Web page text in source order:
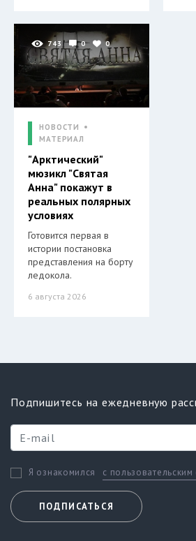
743 0 0
НОВОСТИ
МАТЕРИАЛ
"Арктический"
мюзикл "Святая
Анна" покажут в
реальных полярных
условиях
Готовится первая в
истории постановка
представления на борту
ледокола.
6 августа 2026
Подпишитесь на ежедневную
Я ознакомился с
ПОДПИСАТЬСЯ